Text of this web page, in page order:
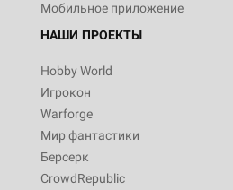
Мобильное приложение
НАШИ ПРОЕКТЫ
Hobby World
Игрокон
Warforge
Мир фантастики
Берсерк
CrowdRepublic